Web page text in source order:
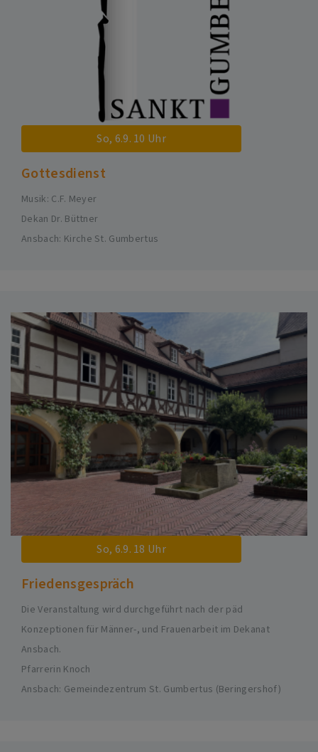
So, 6.9. 10 Uhr
Gottesdienst
Musik: C.F. Meyer
Dekan Dr. Büttner
Ansbach Kirche St. Gumbertus
So, 6.9. 18 Uhr
Friedensgespräch
Die Veranstaltung wird durchgeführt nach der päd
Konzeptionen für Männer-, und Frauenarbeit im Dekanat
Ansbach.
Pfarrerin Knoch
Ansbach Gemeindezentrum St. Gumbertus (Beringershof)